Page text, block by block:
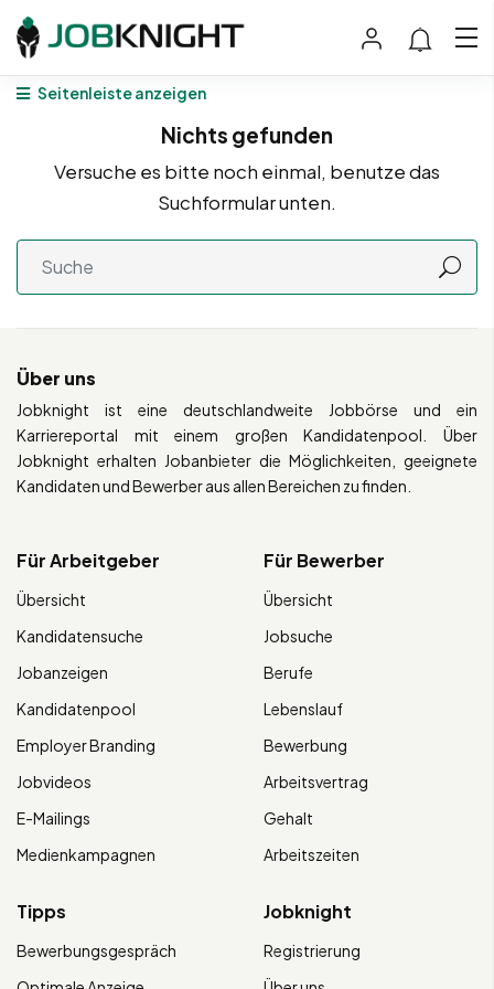
Seitenleiste anzeigen
Nichts gefunden
Versuche es bitte noch einmal, benutze das
Suchformular unten.
Über uns
Jobknight ist eine deutschlandweite Jobbörse und ein
Karriereportal mit einem großen Kandidatenpool. Über
Jobknight erhalten Jobanbieter die Möglichkeiten, geeignete
Kandidaten und Bewerber aus allen Bereichen zu finden.
Für Arbeitgeber
Übersicht
Kandidatensuche
Jobanzeigen
Kandidatenpool
Employer Branding
Jobvideos
E-Mailings
Medienkampagnen
Für Bewerber
Übersicht
Jobsuche
Berufe
Lebenslauf
Bewerbung
Arbeitsvertrag
Gehalt
Arbeitszeiten
Tipps
Bewerbungsgespräch
Jobknight
Registrierung